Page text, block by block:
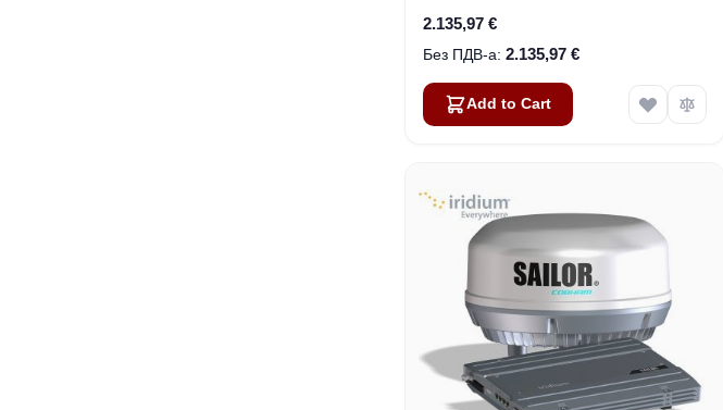
2.135,97 €
2.135,97 €
Add to Cart